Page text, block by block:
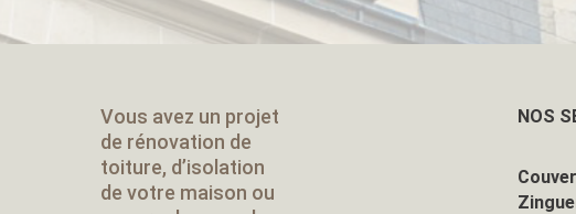
Vous avez un projet
de rénovation de
toiture, d’isolation
de votre maison ou
NOS